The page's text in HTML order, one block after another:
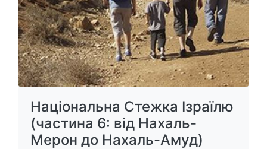
Національна Стежка Ізраїлю
(частина 6: від Нахаль-
Мерон до Нахаль-Амуд)